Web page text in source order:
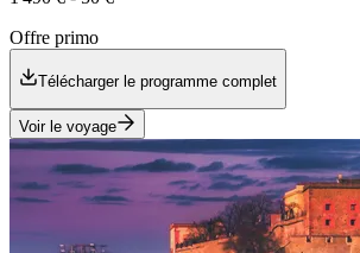
Offre primo
Télécharger le programme complet
Voir le voyage